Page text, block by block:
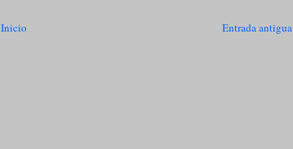
Entrada antigua
Inicio